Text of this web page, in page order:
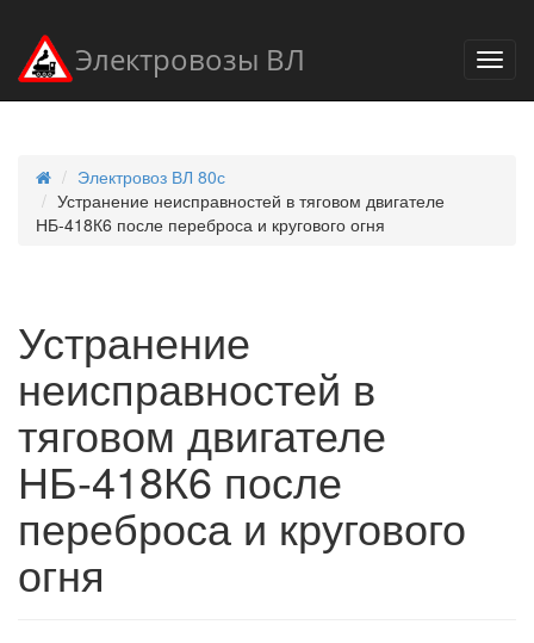
Электровозы ВЛ
Электровоз ВЛ 80с
Устранение неисправностей в тяговом двигателе
НБ-418К6 после переброса и кругового огня
Устранение
неисправностей в
тяговом двигателе
НБ-418К6 после
переброса и кругового
огня